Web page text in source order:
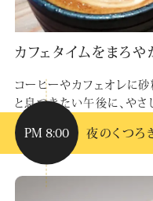
カフェタイムをまろや
コーヒーやカフェオレに
と息つきたい午後に、やさ
PM 8:00 夜のくつろ